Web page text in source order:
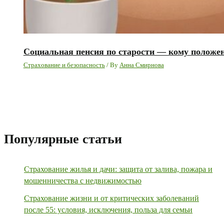
Социальная пенсия по старости — кому
Страхование и безопасность/ By Анна Смирнова
Популярные статьи
Страхование жилья и дачи: защита от залива, пожара и
мошенничества с недвижимостью
Страхование жизни и от критических заболеваний
после 55: условия, исключения, польза для семьи